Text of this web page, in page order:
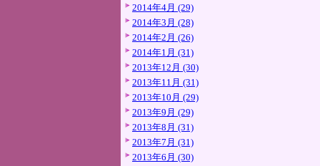
2014年4月 (29)
2014年3月 (28)
2014年2月 (26)
2014年1月 (31)
2013年12月 (30)
2013年11月 (31)
2013年10月 (29)
2013年9月 (29)
2013年8月 (31)
2013年7月 (31)
2013年6月 (30)